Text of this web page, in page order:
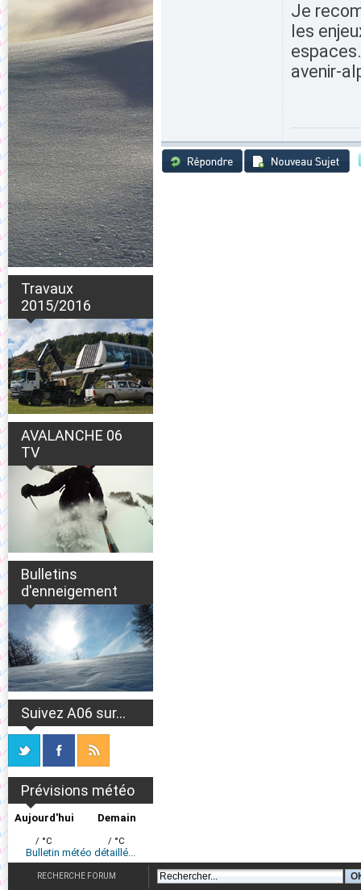
Travaux
2015/2016
AVALANCHE 06
TV
Bulletins
d'enneigement
Suivez A06 sur...
Prévisions météo
Aujourd'hui
/ °C
Demain
/ °C
Bulletin météo détaillé...
Je
les
avenir-
RECHERCHE FORUM